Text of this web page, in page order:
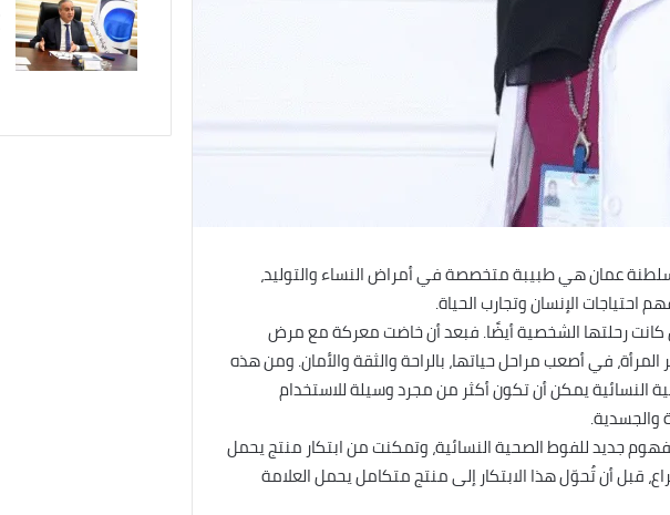
عمان هي طبيبة متخصصة في أمراض النساء والتوليد،
احتياجات الإنسان وتجارب الحياة.
رحلتها الشخصية أيضًا. فبعد أن خاضت معركة مع مرض
في أصعب مراحل حياتها، بالراحة والثقة والأمان. ومن هذه
النسائية يمكن أن تكون أكثر من مجرد وسيلة للاستخدام
والجسدية.
جديد للفوط الصحية النسائية، وتمكنت من ابتكار منتج يحمل
قبل أن تُحوّل هذا الابتكار إلى منتج متكامل يحمل العلامة